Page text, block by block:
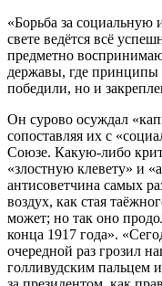
«Борьба за социальную
свете ведётся всё
предметно
державы, где принципы
победили, но и
Он сурово осуждал
сопоставляя их с
Союзе. Какую-либо
«злостную клевету» и
антисоветчина самых
воздух, как стая
может; но так оно
конца 1917 года».
очередной раз грозил
голливудским пальцем